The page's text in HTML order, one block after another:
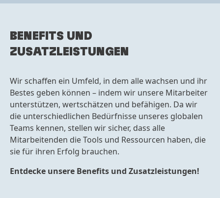
BENEFITS UND
ZUSATZLEISTUNGEN
Wir schaffen ein Umfeld, in dem alle wachsen und ihr
Bestes geben können – indem wir unsere Mitarbeiter
unterstützen, wertschätzen und befähigen. Da wir
die unterschiedlichen Bedürfnisse unseres globalen
Teams kennen, stellen wir sicher, dass alle
Mitarbeitenden die Tools und Ressourcen haben, die
sie für ihren Erfolg brauchen.
Entdecke unsere Benefits und Zusatzleistungen!